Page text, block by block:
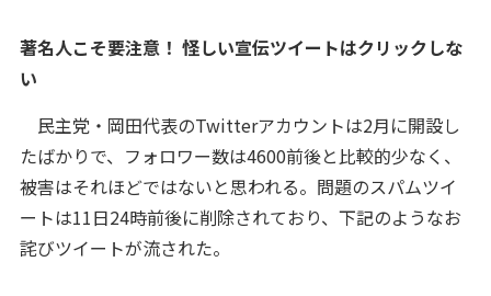
著名人こそ要注意！ 怪しい宣伝ツイートはクリックしな
い
民主党・岡田代表のTwitterアカウントは2月に開設し
たばかりで、フォロワー数は4600前後と比較的少なく、
被害はそれほどではないと思われる。問題のスパムツイ
ートは11日24時前後に削除されており、下記のようなお
詫びツイートが流された。